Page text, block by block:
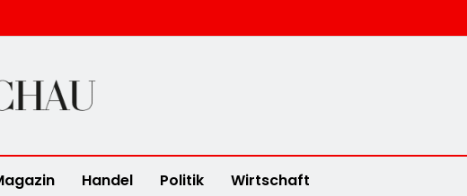
Handel Politik Wirtschaft